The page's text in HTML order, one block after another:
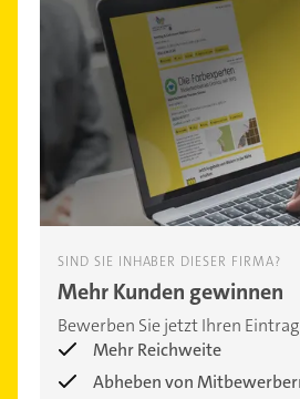
SIND SIE INHABER DIESER FIRMA?
Mehr Kunden gewinnen
Bewerben Sie jetzt Ihren
Mehr Reichweite
Abheben von